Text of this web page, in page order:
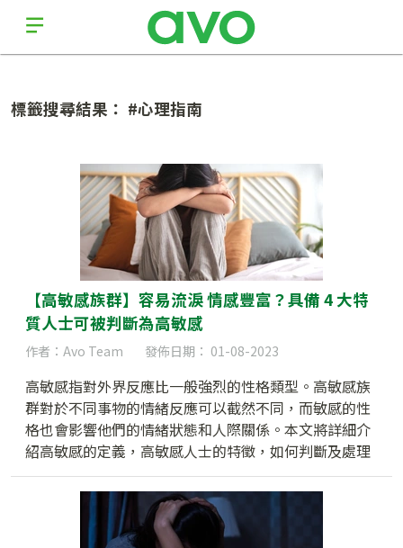
標籤搜尋結果： #心理指南
【高敏感族群】容易流淚 情感豐富？具備 4 大特
質人士可被判斷為高敏感
作者：Avo Team 發佈日期： 01-08-2023
高敏感指對外界反應比一般強烈的性格類型。高敏感族
群對於不同事物的情緒反應可以截然不同，而敏感的性
格也會影響他們的情緒狀態和人際關係。本文將詳細介
紹高敏感的定義，高敏感人士的特徵，如何判斷及處理
高敏感的情緒狀況。